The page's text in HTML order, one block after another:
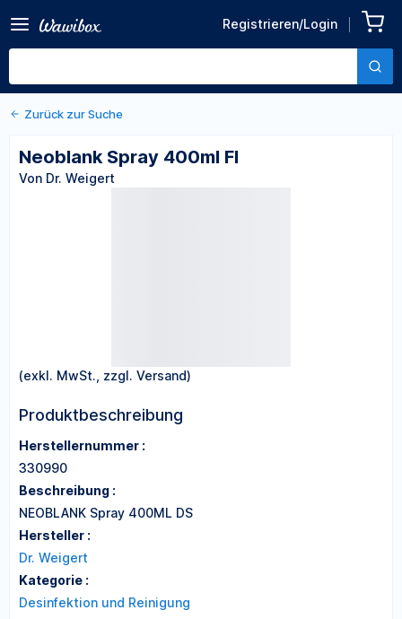
Registrieren/Login
Zurück zur Suche
Neoblank Spray 400ml Fl
Von Dr. Weigert
(exkl. MwSt., zzgl. Versand)
Produktbeschreibung
Herstellernummer :
330990
Beschreibung :
NEOBLANK Spray 400ML DS
Hersteller :
Dr. Weigert
Kategorie :
Desinfektion und Reinigung